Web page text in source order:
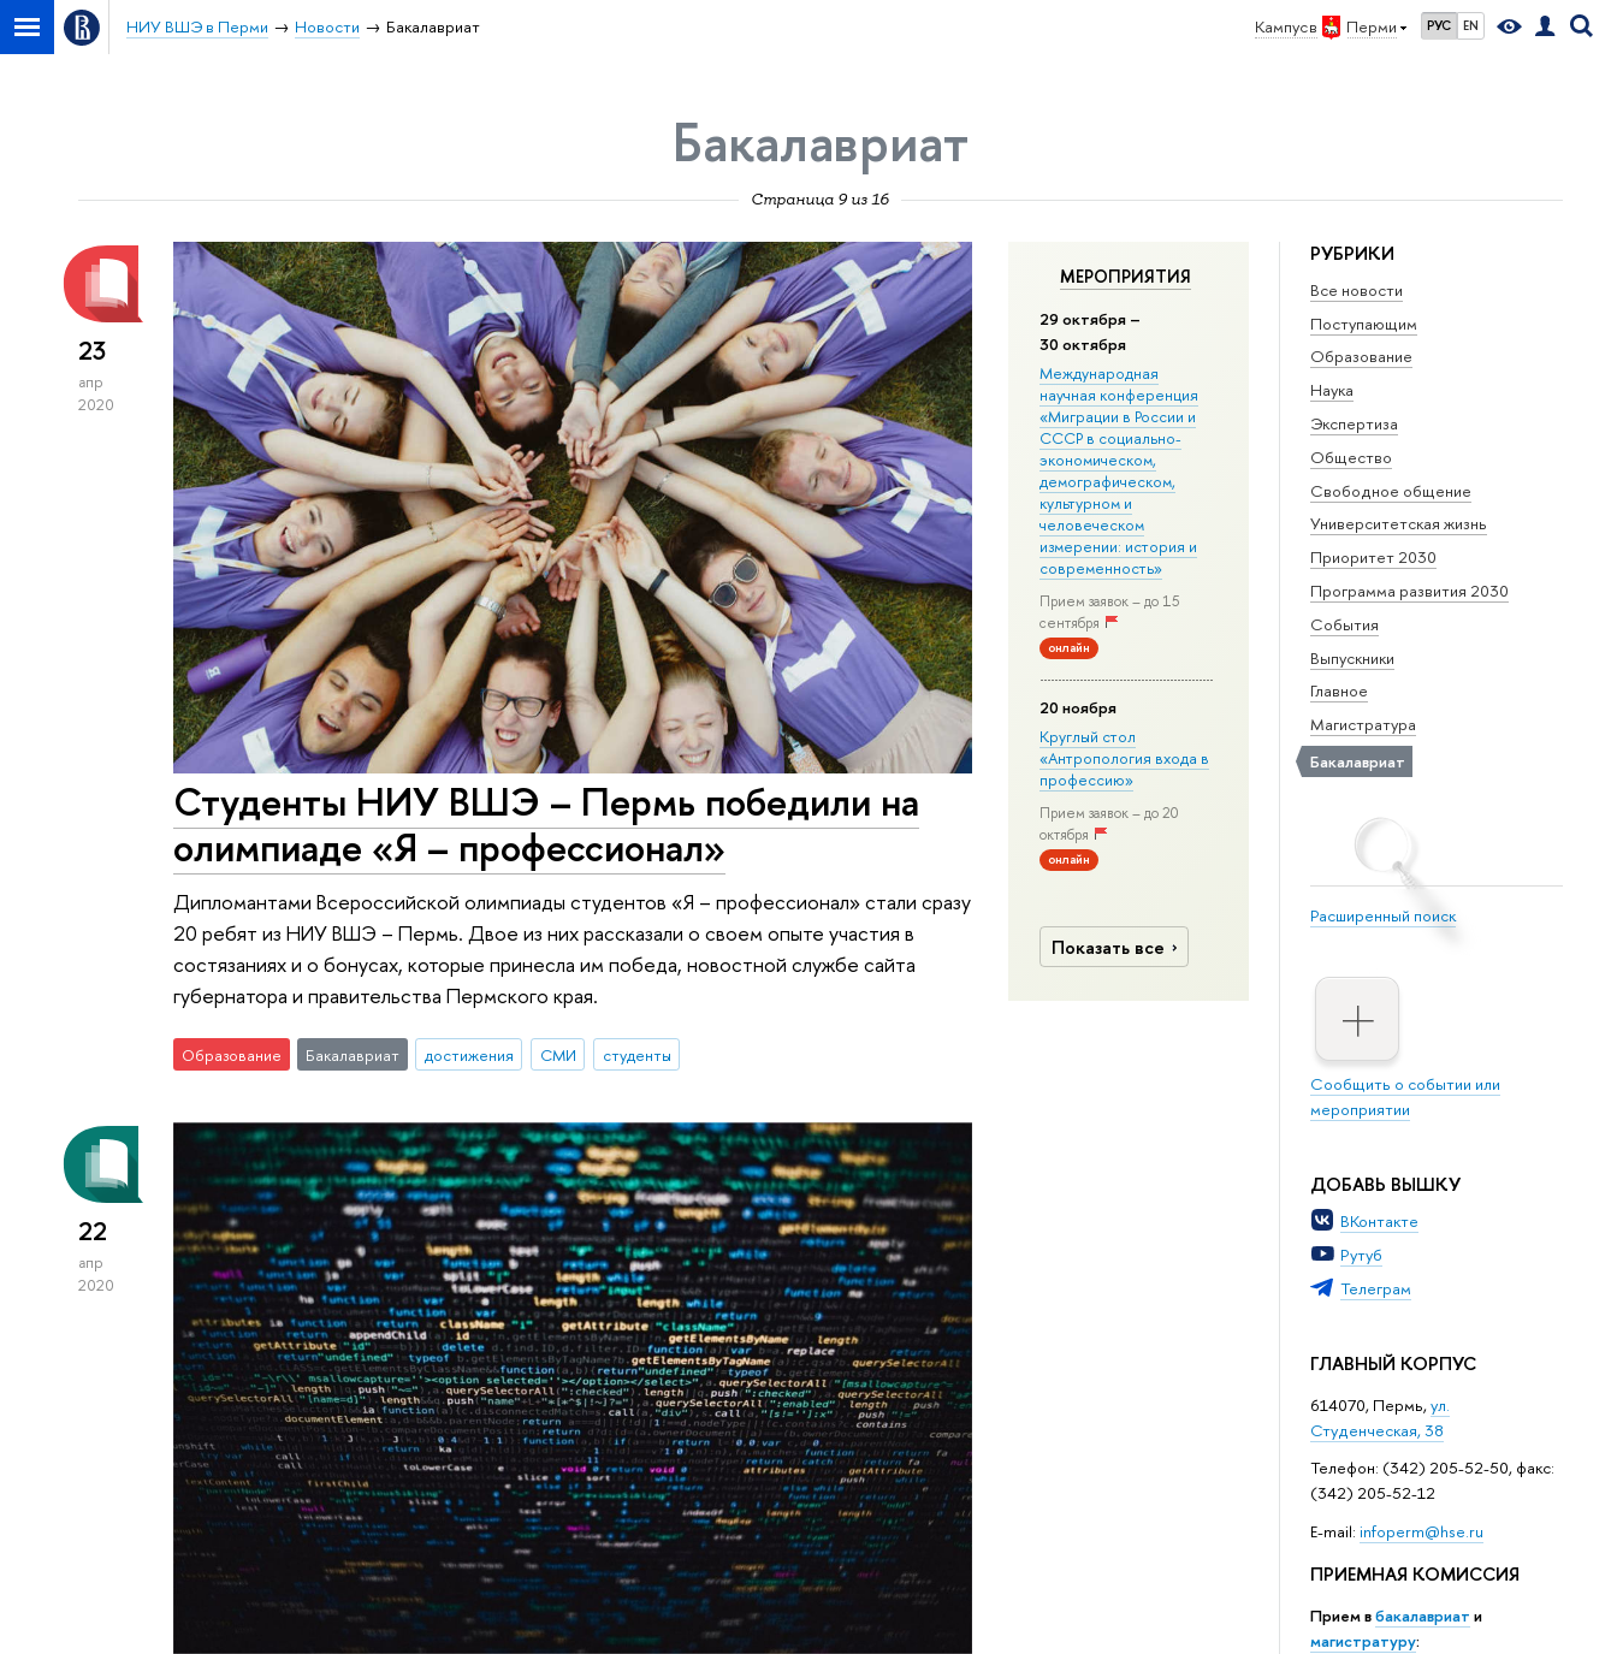
Кампус в Перми РУС EN
НИУ ВШЭ в Перми Новости Бакалавриат
Бакалавриат
Страница 9 из 16
РУБРИКИ
Все новости
Поступающим
Образование
Наука
Экспертиза
Общество
Свободное общение
Университетская жизнь
Приоритет 2030
Программа развития 2030
События
Выпускники
Главное
Магистратура
Бакалавриат
Расширенный поиск
Сообщить о событии или
мероприятии
ДОБАВЬ ВЫШКУ
ВКонтакте
Рутуб
Телеграм
ГЛАВНЫЙ КОРПУС
614070, Пермь,ул.
Студенческая, 38
Телефон: (342) 205-52-50, факс:
(342) 205-52-12
Е-mail: infoperm@hse.ru
ПРИЕМНАЯ КОМИССИЯ
Прием вбакалавриат и
магистратуру:
МЕРОПРИЯТИЯ
29 октября –
30 октября
Международная
научная конференция
«Миграции в Росcии и
СССР в социально-
экономическом,
демографическом,
культурном и
человеческом
измерении: история и
современность»
Прием заявок – до 15
сентября
онлайн
20 ноября
Круглый стол
«Антропология входа в
профессию»
Прием заявок – до 20
октября
онлайн
Показать все
23
апр
2020
Студенты НИУ ВШЭ – Пермь победили на
олимпиаде «Я – профессионал»
Дипломантами Всероссийской олимпиады студентов «Я – профессионал» стали сразу
20 ребят из НИУ ВШЭ – Пермь. Двое из них рассказали о своем опыте участия в
состязаниях и о бонусах, которые принесла им победа, новостной службе сайта
губернатора и правительства Пермского края.
Образование Бакалавриат достижения СМИ студенты
22
апр
2020